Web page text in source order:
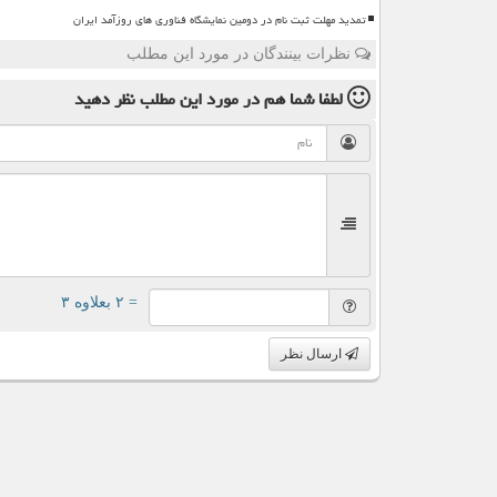
تمدید مهلت ثبت نام در دومین نمایشگاه فناوری های روزآمد ایران
نظرات بینندگان در مورد این مطلب
لطفا شما همدر مورد این مطلبنظر دهید
= ۲ بعلاوه ۳
ارسال نظر